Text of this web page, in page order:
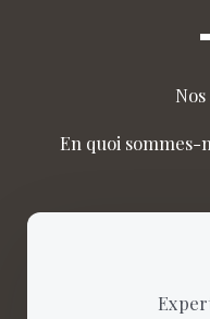
En quoi sommes-